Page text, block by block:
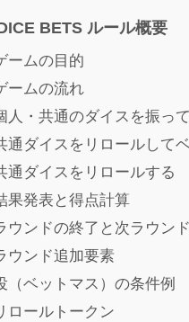
BETS ルール概要
ームの目的
ームの流れ
人・共通のダイスを振っ
通ダイスをリロールして
通ダイスをリロールする
果発表と得点計算
ウンドの終了と次ラウン
ウンド追加要素
（ベットマス）の条件例
ロールトークン